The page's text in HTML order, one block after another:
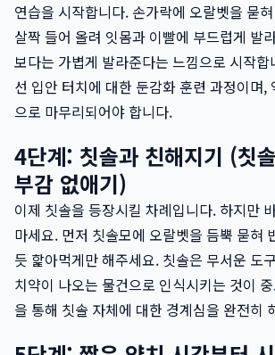
연습을 시작합니다. 손가락에 오랄벳을 묻
살짝 들어 올려 잇몸과 이빨에 부드럽게 발
보다는 가볍게 발라준다는 느낌으로 시작
선 입안 터치에 대한 둔감화 훈련 과정이며,
으로 마무리되어야 합니다.
4단계: 칫솔과 친해지기 (칫
부감 없애기)
이제 칫솔을 등장시킬 차례입니다. 하지만
마세요. 먼저 칫솔모에 오랄벳을 듬뿍 묻혀
듯 핥아먹게만 해주세요. 칫솔은 무서운 도
치약이 나오는 물건으로 인식시키는 것이
을 통해 칫솔 자체에 대한 경계심을 완전히